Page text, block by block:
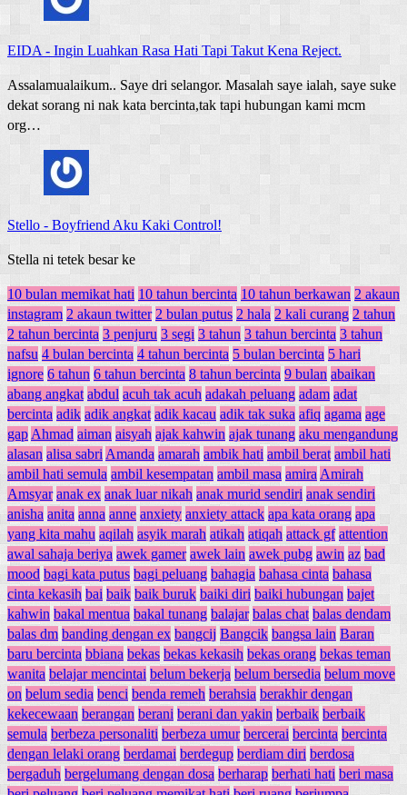
EIDA- Ingin Luahkan Rasa Hati Tapi Takut Kena Reject.
Assalamualaikum.. Saye dri selangor. Masalah saye ialah, saye suke
dekat sorang ni nak kata bercinta,tak tapi hubungan kami mcm
org…
Stello - Boyfriend Aku Kaki Control!
Stella ni tetek besar ke
10 bulan memikat hati 10 tahun bercinta 10 tahun berkawan 2 akaun
instagram 2 akaun twitter 2 bulan putus 2 hala 2 kali curang 2 tahun
2 tahun bercinta 3 penjuru 3 segi 3 tahun 3 tahun bercinta 3 tahun
nafsu 4 bulan bercinta 4 tahun bercinta 5 bulan bercinta 5 hari
ignore 6 tahun 6 tahun bercinta 8 tahun bercinta 9 bulan abaikan
abang angkat abdul acuh tak acuh adakah peluang adam adat
bercinta adik adik angkat adik kacau adik tak suka afiq agama age
gapAhmad aiman aisyah ajak kahwin ajak tunang aku mengandung
alasan alisa sabriAmanda amarah ambik hati ambil berat ambil hati
ambil hati semula ambil kesempatan ambil masa amiraAmirah
Amsyar anak ex anak luar nikah anak murid sendiri anak sendiri
anisha anita anna anne anxiety anxiety attack apa kata orang apa
yang kita mahu aqilah asyik marah atikah atiqah attack gf attention
awal sahaja beriya awek gamer awek lain awek pubg awin az bad
mood bagi kata putus bagi peluang bahagia bahasa cinta bahasa
cinta kekasih bai baik baik buruk baiki diri baiki hubungan bajet
kahwin bakal mentua bakal tunang balajar balas chat balas dendam
balas dm banding dengan ex bangcij Bangcik bangsa lain Baran
baru bercinta bbiana bekas bekas kekasih bekas orang bekas teman
wanita belajar mencintai belum bekerja belum bersedia belum move
on belum sedia benci benda remeh berahsia berakhir dengan
kekecewaan berangan berani berani dan yakin berbaik berbaik
semula berbeza personaliti berbeza umur bercerai bercinta bercinta
dengan lelaki orang berdamai berdegup berdiam diri berdosa
bergaduh bergelumang dengan dosa berharap berhati hati beri masa